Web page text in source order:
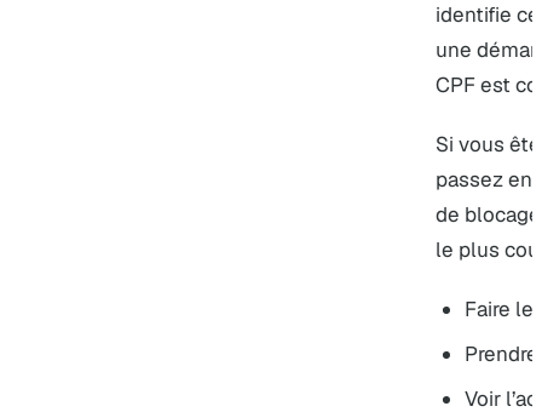
identifie
une
CPF est
Si vous
passez en
de
le plus
Faire
Voir